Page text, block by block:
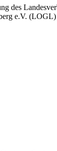
des
e.V. (LOGL)